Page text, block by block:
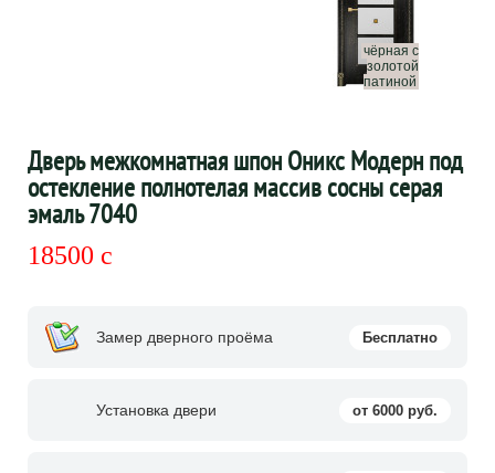
чёрная с
золотой
патиной
Дверь межкомнатная шпон Оникс Модерн под
остекление полнотелая массив сосны серая
эмаль 7040
18500 c
Замер дверного проёма Бесплатно
Установка двери от 6000 руб.